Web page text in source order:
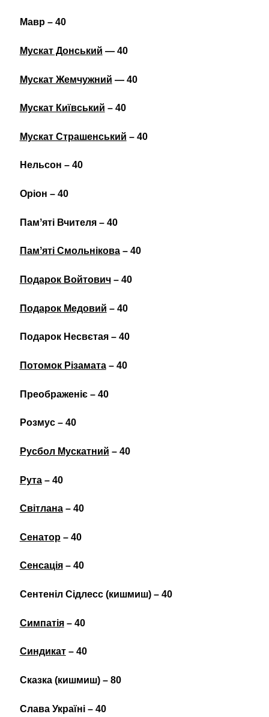
Мавр – 40
Мускат Донський — 40
Мускат Жемчужний — 40
Мускат Київський – 40
Мускат Страшенський – 40
Нельсон – 40
Оріон – 40
Памʼяті Вчителя – 40
Памʼяті Смольнікова– 40
Подарок Войтович– 40
Подарок Медовий – 40
Подарок Несвєтая – 40
Потомок Різамата– 40
Преображеніє – 40
Розмус – 40
Русбол Мускатний – 40
Рута– 40
Світлана– 40
Сенатор– 40
Сенсація– 40
Сентеніл Сідлесс (кишмиш) – 40
Симпатія– 40
Синдикат– 40
Сказка (кишмиш) – 80
Слава Україні – 40